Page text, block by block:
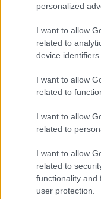
personalized
I want to allow
related to
device identifiers
I want to allow
related to
I want to allow
related to
I want to allow
related to
functionality and
user protection.